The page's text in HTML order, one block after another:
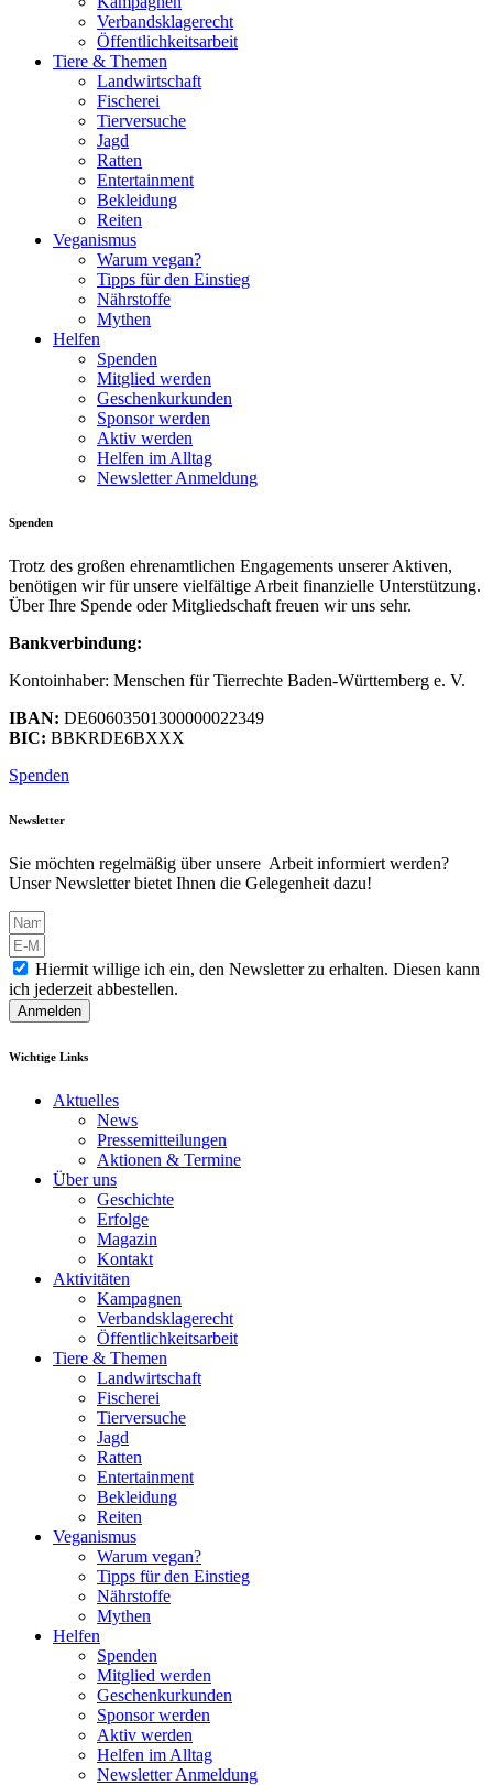
Verbandsklagerecht
Öffentlichkeitsarbeit
Tiere & Themen
Landwirtschaft
Fischerei
Tierversuche
Jagd
Ratten
Entertainment
Bekleidung
Reiten
Veganismus
Warum vegan?
Tipps für den Einstieg
Nährstoffe
Mythen
Helfen
Spenden
Mitglied werden
Geschenkurkunden
Sponsor werden
Aktiv werden
Helfen im Alltag
Newsletter Anmeldung
Spenden
Trotz des großen ehrenamtlichen Engagements unserer Aktiven,
benötigen wir für unsere vielfältige Arbeit finanzielle Unterstützung.
Über Ihre Spende oder Mitgliedschaft freuen wir uns sehr.
Bankverbindung:
Kontoinhaber: Menschen für Tierrechte Baden-Württemberg e. V.
IBAN: DE60603501300000022349
BIC: BBKRDE6BXXX
Spenden
Newsletter
Sie möchten regelmäßig über unsere Arbeit informiert werden?
Unser Newsletter bietet Ihnen die Gelegenheit dazu!
Hiermit willige ich ein, den Newsletter zu erhalten. Diesen kann
ich jederzeit abbestellen.
Anmelden
Wichtige Links
Aktuelles
News
Pressemitteilungen
Aktionen & Termine
Über uns
Geschichte
Erfolge
Magazin
Kontakt
Aktivitäten
Kampagnen
Verbandsklagerecht
Öffentlichkeitsarbeit
Tiere & Themen
Landwirtschaft
Fischerei
Tierversuche
Jagd
Ratten
Entertainment
Bekleidung
Reiten
Veganismus
Warum vegan?
Tipps für den Einstieg
Nährstoffe
Mythen
Helfen
Spenden
Mitglied werden
Geschenkurkunden
Sponsor werden
Aktiv werden
Helfen im Alltag
Newsletter Anmeldung